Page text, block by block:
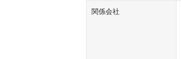
関係会社